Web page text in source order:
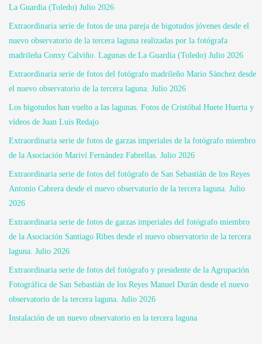
La Guardia (Toledo) Julio 2026
Extraordinaria serie de fotos de una pareja de bigotudos jóvenes desde el
nuevo observatorio de la tercera laguna realizadas por la fotógrafa
madrileña Conxy Calviño. Lagunas de La Guardia (Toledo) Julio 2026
Extraordinaria serie de fotos del fotógrafo madrileño Mario Sánchez desde
el nuevo observatorio de la tercera laguna. Julio 2026
Los bigotudos han vuelto a las lagunas. Fotos de Cristóbal Huete Huerta y
vídeos de Juan Luis Redajo
Extraordinaria serie de fotos de garzas imperiales de la fotógrafo miembro
de la Asociación Mariví Fernández Fabrellas. Julio 2026
Extraordinaria serie de fotos del fotógrafo de San Sebastián de los Reyes
Antonio Cabrera desde el nuevo observatorio de la tercera laguna. Julio
2026
Extraordinaria serie de fotos de garzas imperiales del fotógrafo miembro
de la Asociación Santiago Ribes desde el nuevo observatorio de la tercera
laguna. Julio 2026
Extraordinaria serie de fotos del fotógrafo y presidente de la Agrupación
Fotográfica de San Sebastián de los Reyes Manuel Durán desde el nuevo
observatorio de la tercera laguna. Julio 2026
Instalación de un nuevo observatorio en la tercera laguna